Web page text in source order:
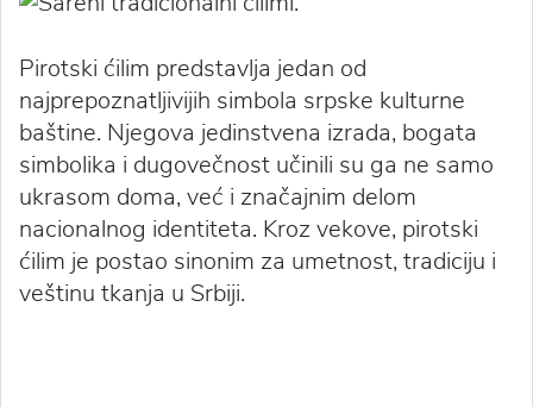
Pirotski ćilim predstavlja jedan od
najprepoznatljivijih simbola srpske kulturne
baštine. Njegova jedinstvena izrada, bogata
simbolika i dugovečnost učinili su ga ne samo
ukrasom doma, već i značajnim delom
nacionalnog identiteta. Kroz vekove, pirotski
ćilim je postao sinonim za umetnost, tradiciju i
veštinu tkanja u Srbiji.